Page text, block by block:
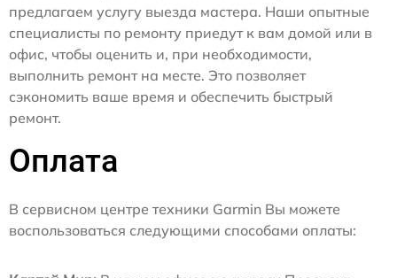
предлагаем услугу выезда мастера. Наши опытные
специалисты по ремонту приедут к вам домой или в
офис, чтобы оценить и, при необходимости,
выполнить ремонт на месте. Это позволяет
сэкономить ваше время и обеспечить быстрый
ремонт.
Оплата
В сервисном центре техники Garmin Вы можете
воспользоваться следующими способами оплаты: